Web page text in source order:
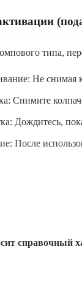
типа,
Не снимая
Снимите
Дождитесь,
После
справочный